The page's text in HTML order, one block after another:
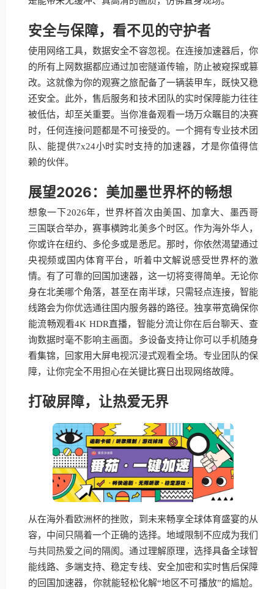
安全与保障，看不见的守护者
使用网络工具，数据安全不容忽视。在连接加速器后，你
的所有上网数据都应通过加密隧道传输，防止被窥探或篡
改。这就像为你的观赛之旅配备了一辆装甲车，既快又稳
还安全。此外，售后服务和技术团队的实时保障能力往往
被低估，却至关重要。当你准备观看一场万众瞩目的决赛
时，任何连接问题都是不可接受的。一个拥有专业技术团
队、能提供7x24小时实时支持的加速器，才是你值得信
赖的伙伴。
展望2026：美加墨世界杯的畅想
想象一下2026年，世界杯首次由美国、加拿大、墨西哥
三国联合举办，赛事横跨北美多个时区。作为海外华人，
你或许在纽约、多伦多或是悉尼。那时，你依然渴望通过
央视频或国内体育平台，听着中文解说感受世界杯的激
情。有了可靠的回国加速器，这一切将变得简单。无论你
身在北美哪个角落，甚至在南半球，只需轻点连接，智能
线路会为你优选通往国内服务器的路径。独享带宽确保你
能流畅观看4K HDR直播，智能分流让你在后台聊天、查
询数据时毫不影响主画面。多设备支持让你可以手机随身
看集锦，回家用大屏电视沉浸式观看全场。专业团队的保
障，让你完全不用担心在关键比赛日出现网络故障。
打破屏障，让热爱无界
从在海外看欧洲杯的挫败，到未来畅享全球体育盛宴的从
容，中间只隔着一个正确的选择。地域限制不应成为我们
与共同热爱之间的隔阂。通过理解原理，选择具备全球智
能线路、多端支持、稳定专线、安全加密和实时售后保障
的回国加速器，你就能轻松化解“地区不可播放”的尴尬。